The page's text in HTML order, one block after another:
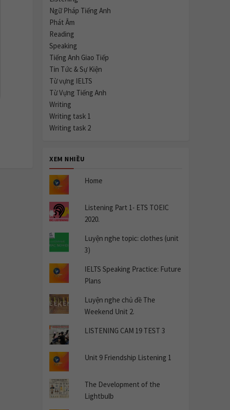
Ngữ Pháp Tiếng Anh
Phát Âm
Reading
Speaking
Tiếng Anh Giao Tiếp
Tin Tức & Sự Kiện
Từ vựng IELTS
Từ Vựng Tiếng Anh
Writing
Writing task 1
Writing task 2
XEM NHIỀU
Home
Listening Part 1- ETS TOEIC
2020.
Luyện nghe topic: clothes (unit
3)
IELTS Speaking Practice: Future
Plans
Luyện nghe chủ đề The
Weekend Unit 2.
LISTENING CAM 19 TEST 3
Unit 9 Friendship Listening 1
The Development of the
Lightbulb